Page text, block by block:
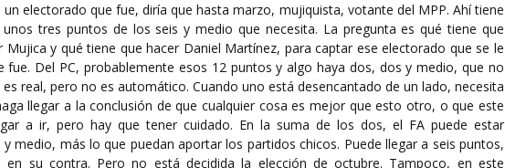
un electorado que fue, diría que hasta marzo, mujiquista, votante del MPP. Ahí tiene
tres puntos de los seis y medio que necesita. La pregunta es qué tiene que
Mujica y qué tiene que hacer Daniel Martínez, para captar ese electorado que se le
fue. Del PC, probablemente esos 12 puntos y algo haya dos, dos y medio, que no
real, pero no es automático. Cuando uno está desencantado de un lado, necesita
llegar a la conclusión de que cualquier cosa es mejor que esto otro, o que este
a ir, pero hay que tener cuidado. En la suma de los dos, el FA puede estar
medio, más lo que puedan aportar los partidos chicos. Puede llegar a seis puntos,
en su contra. Pero no está decidida la elección de octubre. Tampoco, en este